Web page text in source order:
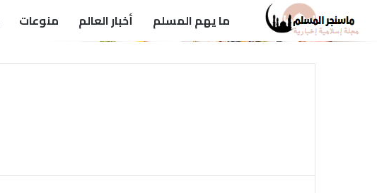
ما يهم المسلم أخبار العالم منوعات